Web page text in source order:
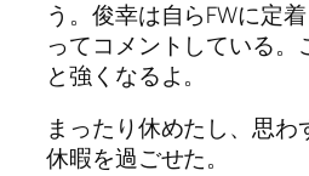
う。俊幸は自らFWに定
ってコメントしている。
と強くなるよ。
まったり休めたし、思わ
休暇を過ごせた。